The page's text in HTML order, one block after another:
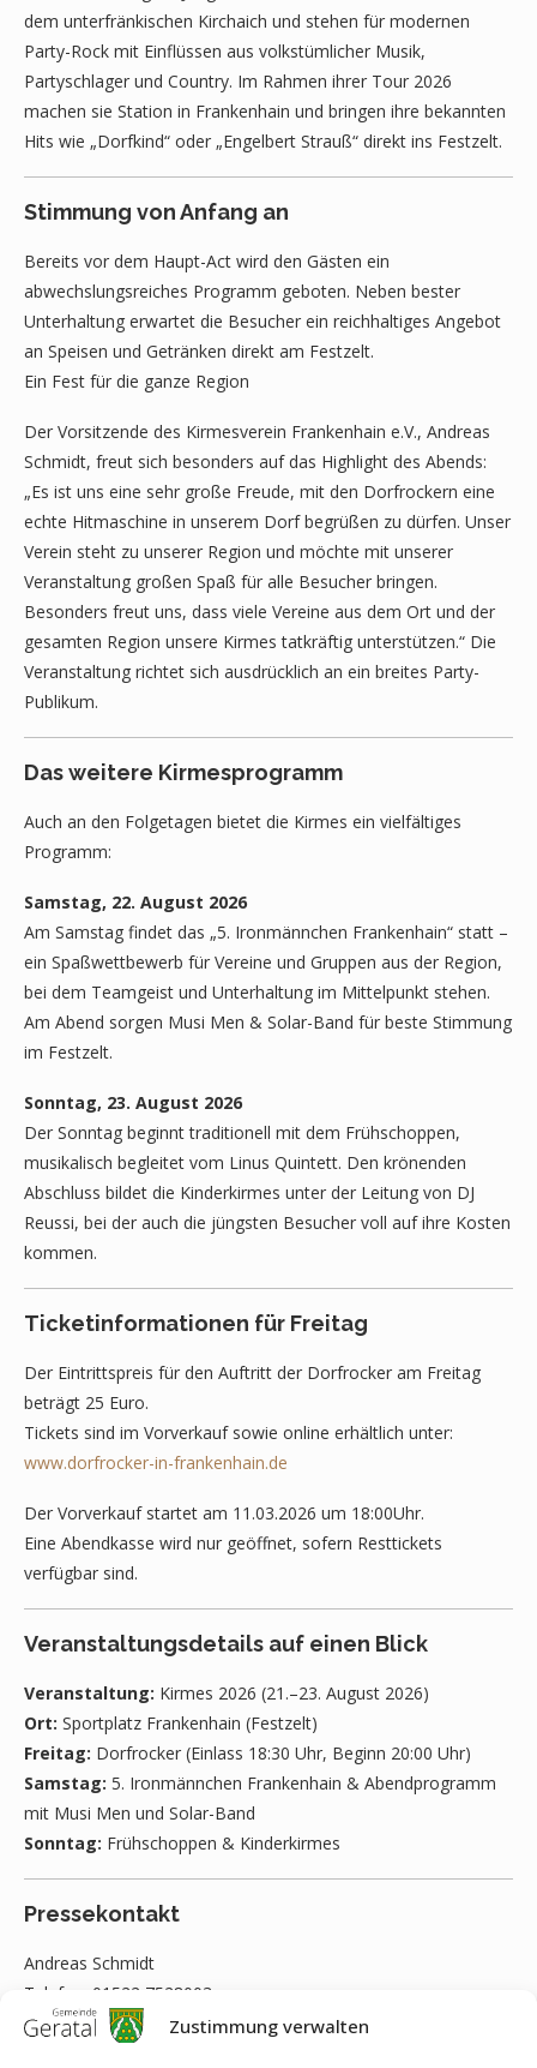
Zustimmung verwalten
dem unterfränkischen Kirchaich und stehen für modernen
Party-Rock mit Einflüssen aus volkstümlicher Musik,
Partyschlager und Country. Im Rahmen ihrer Tour 2026
machen sie Station in Frankenhain und bringen ihre bekannten
Hits wie „Dorfkind“ oder „Engelbert Strauß“ direkt ins Festzelt.
Stimmung von Anfang an
Bereits vor dem Haupt-Act wird den Gästen ein
abwechslungsreiches Programm geboten. Neben bester
Unterhaltung erwartet die Besucher ein reichhaltiges Angebot
an Speisen und Getränken direkt am Festzelt.
Ein Fest für die ganze Region
Der Vorsitzende des Kirmesverein Frankenhain e.V., Andreas
Schmidt, freut sich besonders auf das Highlight des Abends:
„Es ist uns eine sehr große Freude, mit den Dorfrockern eine
echte Hitmaschine in unserem Dorf begrüßen zu dürfen. Unser
Verein steht zu unserer Region und möchte mit unserer
Veranstaltung großen Spaß für alle Besucher bringen.
Besonders freut uns, dass viele Vereine aus dem Ort und der
gesamten Region unsere Kirmes tatkräftig unterstützen.“ Die
Veranstaltung richtet sich ausdrücklich an ein breites Party-
Publikum.
Das weitere Kirmesprogramm
Auch an den Folgetagen bietet die Kirmes ein vielfältiges
Programm:
Samstag, 22. August 2026
Am Samstag findet das „5. Ironmännchen Frankenhain“ statt –
ein Spaßwettbewerb für Vereine und Gruppen aus der Region,
bei dem Teamgeist und Unterhaltung im Mittelpunkt stehen.
Am Abend sorgen Musi Men & Solar-Band für beste Stimmung
im Festzelt.
Sonntag, 23. August 2026
Der Sonntag beginnt traditionell mit dem Frühschoppen,
musikalisch begleitet vom Linus Quintett. Den krönenden
Abschluss bildet die Kinderkirmes unter der Leitung von DJ
Reussi, bei der auch die jüngsten Besucher voll auf ihre Kosten
kommen.
Ticketinformationen für Freitag
Der Eintrittspreis für den Auftritt der Dorfrocker am Freitag
beträgt 25 Euro.
Tickets sind im Vorverkauf sowie online erhältlich unter:
www.dorfrocker-in-frankenhain.de
Der Vorverkauf startet am 11.03.2026 um 18:00Uhr.
Eine Abendkasse wird nur geöffnet, sofern Resttickets
verfügbar sind.
Veranstaltungsdetails auf einen Blick
Veranstaltung: Kirmes 2026 (21.–23. August 2026)
Ort: Sportplatz Frankenhain (Festzelt)
Freitag: Dorfrocker (Einlass 18:30 Uhr, Beginn 20:00 Uhr)
Samstag: 5. Ironmännchen Frankenhain & Abendprogramm
mit Musi Men und Solar-Band
Sonntag: Frühschoppen & Kinderkirmes
Pressekontakt
Andreas Schmidt
Telefon: 01522 7528003
E-Mail:dorfrocker-in-frankenhain@web.de